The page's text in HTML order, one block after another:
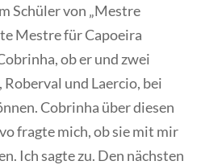
Schüler von „Mestre
Mestre für Capoeira
ob er und zwei
und Laercio, bei
Cobrinha über diesen
fragte mich, ob sie mit mir
Ich sagte zu. Den nächsten